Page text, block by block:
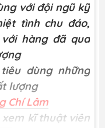
với đội ngũ kỹ
tình chu đáo,
hàng đã qua
dùng những
lượng
Chí Lâm
kĩ thuật viên